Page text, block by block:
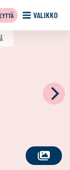
VALIKKO
KATSO